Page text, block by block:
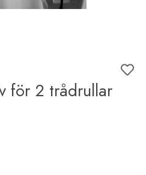
för 2 trådrullar